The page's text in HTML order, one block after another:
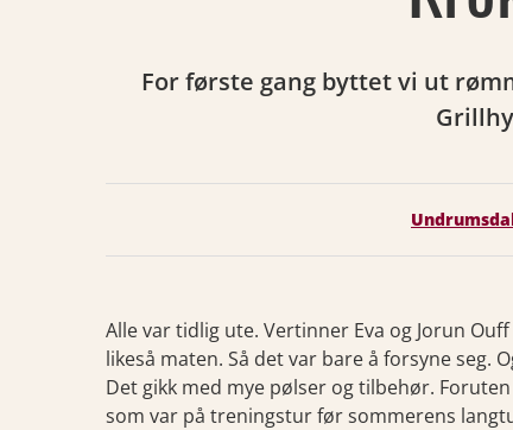
For første gang byttet vi ut
Alle var tidlig ute. Vertinner Eva og Jorun
likeså maten. Så det var bare å forsyne seg.
Det gikk med mye pølser og tilbehør.
som var på treningstur før sommerens